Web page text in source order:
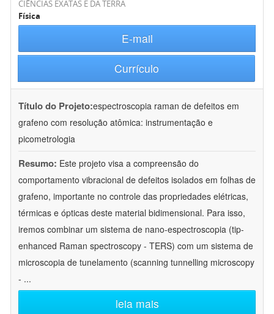
CIÊNCIAS EXATAS E DA TERRA
Física
E-mail
Currículo
Título do Projeto:espectroscopia raman de defeitos em
grafeno com resolução atômica: instrumentação e
picometrologia
Resumo: Este projeto visa a compreensão do
comportamento vibracional de defeitos isolados em folhas de
grafeno, importante no controle das propriedades elétricas,
térmicas e ópticas deste material bidimensional. Para isso,
iremos combinar um sistema de nano-espectroscopia (tip-
enhanced Raman spectroscopy - TERS) com um sistema de
microscopia de tunelamento (scanning tunnelling microscopy
- ...
leia mais